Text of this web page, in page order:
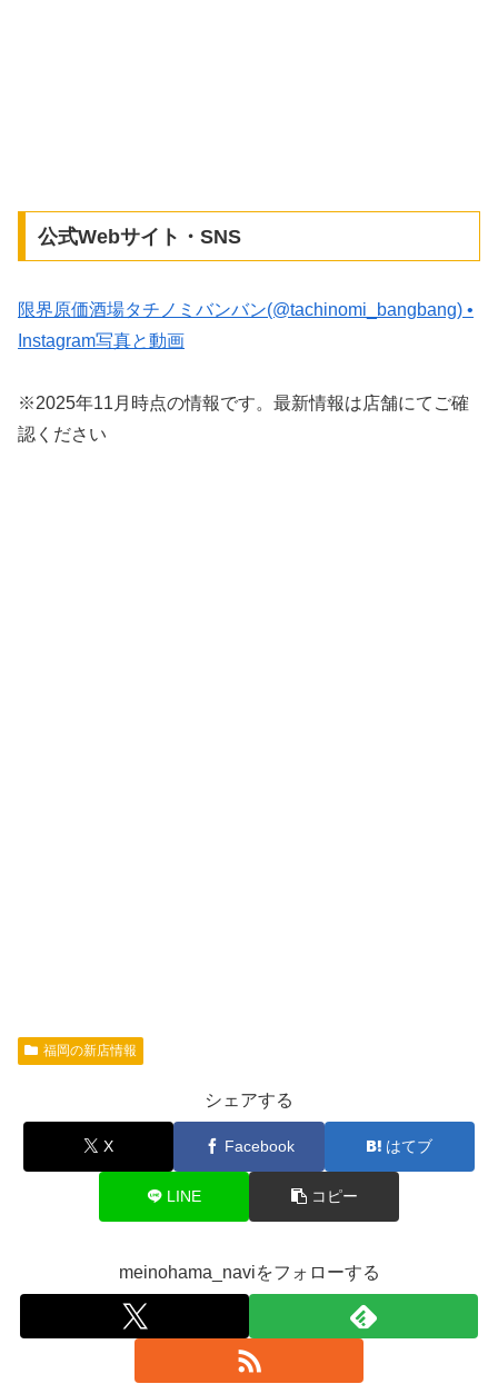
公式Webサイト・SNS
限界原価酒場タチノミバンバン(@tachinomi_bangbang) •
Instagram写真と動画
※2025年11月時点の情報です。最新情報は店舗にてご確
認ください
福岡の新店情報
シェアする
X Facebook はてブ
LINE コピー
meinohama_naviをフォローする